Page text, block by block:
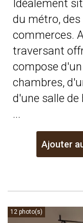
Idéalement
du métro, des
commerces.
traversant
compose
chambres,
d'une salle
...
Ajouter
12 photo(s)